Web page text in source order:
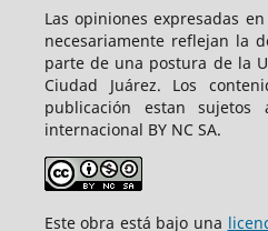
Las opiniones expresadas en
necesariamente reflejan la
parte de una postura de la
Ciudad Juárez. Los
publicación estan
internacional BY NC SA.
Este obra está bajo una